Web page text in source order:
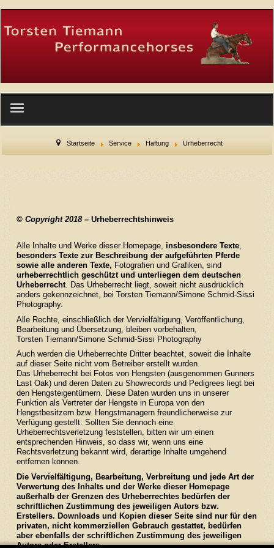
Startseite
Service
Hengste
Unsere Zuchtstuten
Verkaufspferde
Kontakt / Anfahrt
Startseite Service Haftung Urheberrecht
© Copyright 2018 – Urheberrechtshinweis
Alle Inhalte und Werke dieser Homepage, insbesondere Texte,
besonders Texte zur Beschreibung der aufgeführten Pferde
sowie alle anderen Texte, Fotografien und Grafiken, sind
urheberrechtlich geschützt und unterliegen dem deutschen
Urheberrecht. Das Urheberrecht liegt, soweit nicht ausdrücklich
anders gekennzeichnet, bei Torsten Tiemann/Simone Schmid-Sissi
Photography.
Alle Rechte, einschließlich der Vervielfältigung, Veröffentlichung,
Bearbeitung und Übersetzung, bleiben vorbehalten,
Torsten Tiemann/Simone Schmid-Sissi Photography
Auch werden die Urheberrechte Dritter beachtet, soweit die Inhalte
auf dieser Seite nicht vom Betreiber erstellt wurden.
Das Urheberrecht bei Fotos von Hengsten (ausgenommen Gunners
Last Oak) und deren Daten zu Showrecords und Pedigrees liegt bei
den Hengsteigentümern. Diese Daten wurden uns in unserer
Funktion als Vertreter der Hengste in Europa von den
Hengstbesitzern bzw. Hengstmanagern freundlicherweise zur
Verfügung gestellt. Sollten Sie dennoch eine
Urheberrechtsverletzung feststellen, bitten wir um einen
entsprechenden Hinweis, so dass wir, wenn uns eine
Rechtsverletzung bekannt wird, derartige Inhalte umgehend
entfernen können.
Die Vervielfältigung, Bearbeitung, Verbreitung und jede Art der
Verwertung des Inhalts und der Werke dieser Homepage
außerhalb der Grenzen des Urheberrechtes bedürfen der
schriftlichen Zustimmung des jeweiligen Autors bzw.
Erstellers. Downloads und Kopien dieser Seite sind nur für den
privaten, nicht kommerziellen Gebrauch gestattet, bedürfen
aber ebenfalls der schriftlichen Zustimmung des jeweiligen
Autors oder Erstellers.